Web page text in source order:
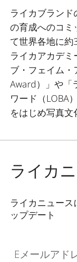
ライカブラン
の育成へのコミ
て世界各地に約
ライカアカデ
ブ・フェイム・
Award）」や「
ワード（LOBA
をはじめ写真文
ライカ
ライカニュー
ップデート